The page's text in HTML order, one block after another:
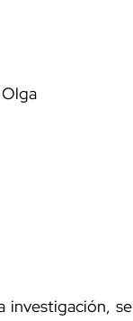
investigación, se